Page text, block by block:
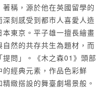
稱，源於他在英國留學的
刻感受到都市人喜愛人造
東京。平子雄一擅長繪畫
然的共存共生為題材，而
問」。《木之森01》頭部
經典元素，作品色彩鮮
緻搭設的舞臺劇場景般。